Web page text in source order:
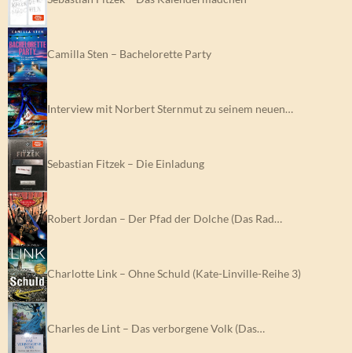
Camilla Sten – Bachelorette Party
Interview mit Norbert Sternmut zu seinem neuen…
Sebastian Fitzek – Die Einladung
Robert Jordan – Der Pfad der Dolche (Das Rad…
Charlotte Link – Ohne Schuld (Kate-Linville-Reihe 3)
Charles de Lint – Das verborgene Volk (Das…